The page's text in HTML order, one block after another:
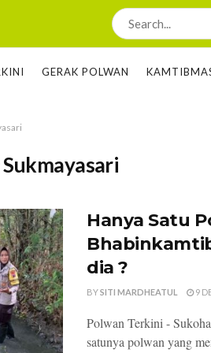
GERAK POLWAN
Hanya Satu
dia ?
BYSITI MARDHEATUL 9
Polwan Terkini -
satunya polwan yang